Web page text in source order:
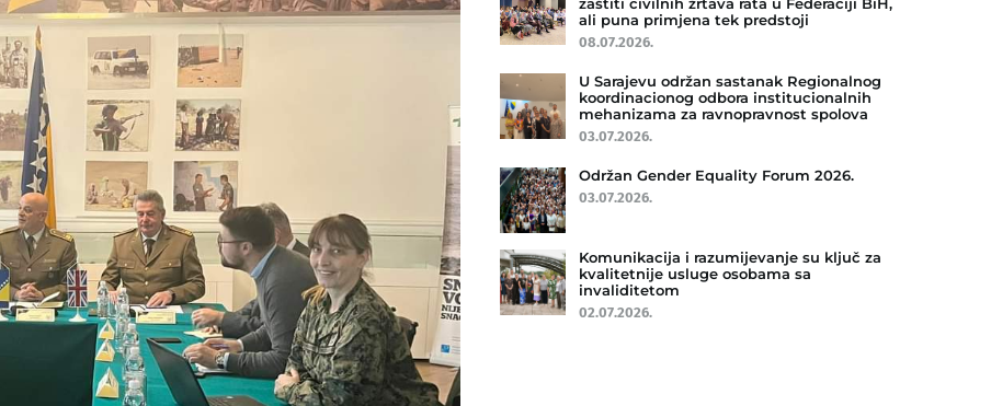
ali puna primjena tek predstoji
08.07.2026.
U Sarajevu održan sastanak Regionalnog
koordinacionog odbora institucionalnih
mehanizama za ravnopravnost spolova
03.07.2026.
Održan Gender Equality Forum 2026.
03.07.2026.
Komunikacija i razumijevanje su ključ za
kvalitetnije usluge osobama sa
invaliditetom
02.07.2026.